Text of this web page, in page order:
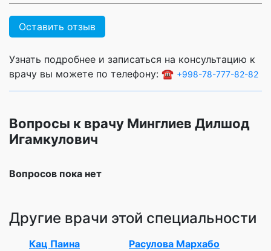
Оставить отзыв
Узнать подробнее и записаться на консультацию к
врачу вы можете по телефону: ☎️ +998-78-777-82-82
Вопросы к врачу Минглиев Дилшод
Игамкулович
Вопросов пока нет
Другие врачи этой специальности
Кац Паина
Расулова Мархабо